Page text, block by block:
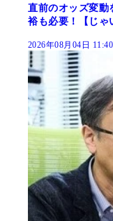
直前のオッズ変動
裕も必要！【じゃ
2026年08月04日 11:40